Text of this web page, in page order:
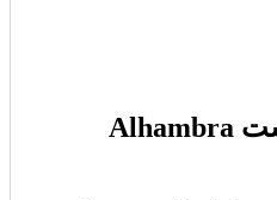
عطر الحمبرا مایند ست Alhambra